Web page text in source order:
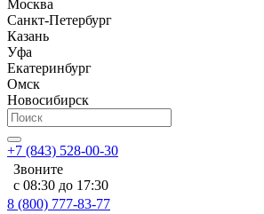
Москва
Санкт-Петербург
Казань
Уфа
Екатеринбург
Омск
Новосибирск
+7 (843) 528-00-30
Звоните
с 08:30 до 17:30
8 (800) 777-83-77